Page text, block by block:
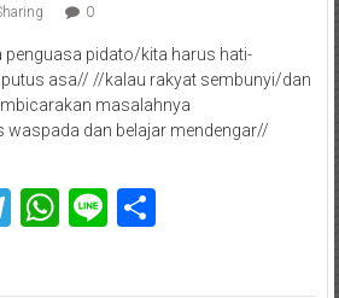
0
penguasa pidato/kita harus hati-
asa// //kalau rakyat sembunyi/dan
masalahnya
waspada dan belajar mendengar//
Telegram
WhatsApp
LineShare